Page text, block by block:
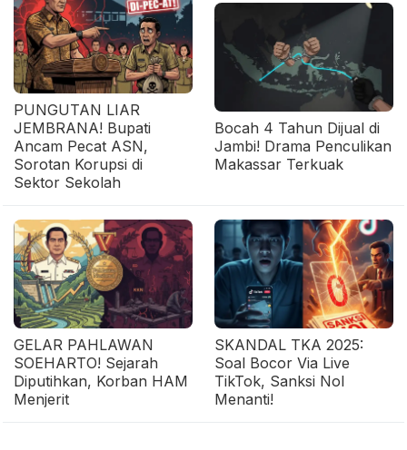
PUNGUTAN LIAR
JEMBRANA! Bupati
Ancam Pecat ASN,
Sorotan Korupsi di
Sektor Sekolah
Bocah 4 Tahun Dijual di
Jambi! Drama Penculikan
Makassar Terkuak
GELAR PAHLAWAN
SOEHARTO! Sejarah
Diputihkan, Korban HAM
Menjerit
SKANDAL TKA 2025:
Soal Bocor Via Live
TikTok, Sanksi Nol
Menanti!